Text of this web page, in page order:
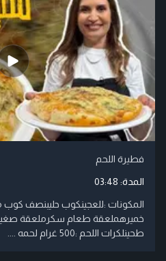
فطيرة اللحم
المدة: 03:48
المكونات :للعجينكوب حليبنصف
خميرهملعقة طعام سكرملعقة
طحينلكرات اللحم :500 غرام لحمه ....